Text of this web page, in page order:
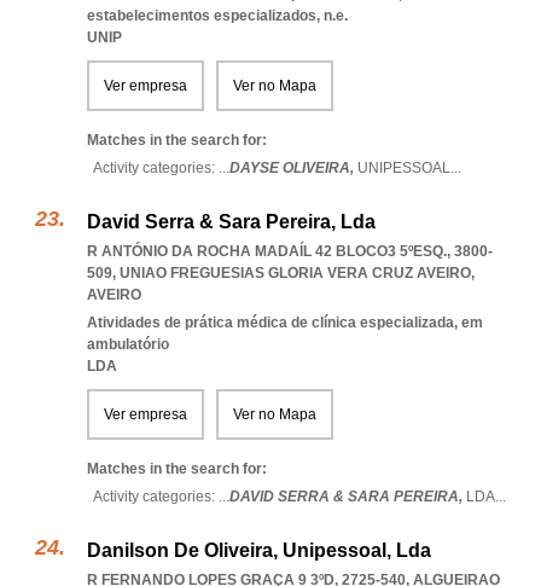
estabelecimentos especializados, n.e.
UNIP
Ver empresa Ver no Mapa
Matches in the search for:
Activity categories: ...DAYSE OLIVEIRA, UNIPESSOAL...
David Serra & Sara Pereira, Lda
R ANTÓNIO DA ROCHA MADAÍL 42 BLOCO3 5ºESQ., 3800-
509, UNIAO FREGUESIAS GLORIA VERA CRUZ AVEIRO,
AVEIRO
Atividades de prática médica de clínica especializada, em
ambulatório
LDA
Ver empresa Ver no Mapa
Matches in the search for:
Activity categories: ...DAVID SERRA & SARA PEREIRA, LDA...
Danilson De Oliveira, Unipessoal, Lda
R FERNANDO LOPES GRAÇA 9 3ºD, 2725-540, ALGUEIRAO